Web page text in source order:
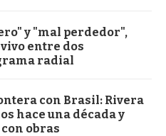
y "mal perdedor",
entre dos
radial
con Brasil: Rivera
hace una década y
obras